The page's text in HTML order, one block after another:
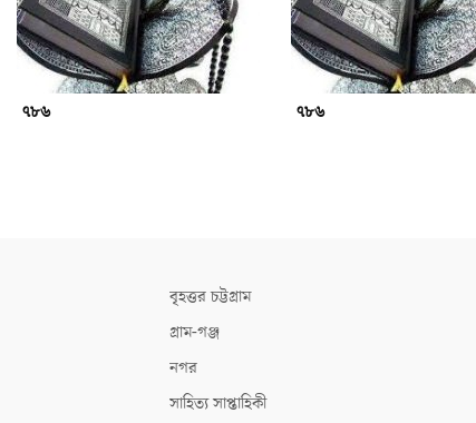
৭৮৬ ৭৮৬
বৃহত্তর চট্টগ্রাম
গ্রাম-গঞ্জ
নগর
সাহিত্য সাপ্তাহিকী